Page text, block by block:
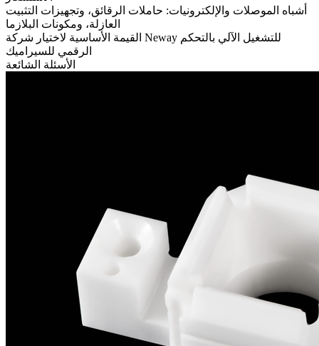
أشباه الموصلات والإلكترونيات: حاملات الرقائق، وتجهيزات التثبيت
العازلة، ومكونات البلازما
القيمة الأساسية لاختيار شركة Neway للتشغيل الآلي بالتحكم
الرقمي للسيراميك
الأسئلة الشائعة